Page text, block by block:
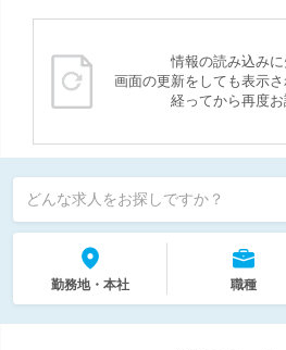
情報の読み込みに
画面の更新をしても表示
経ってから再度お
どんな求人をお探しですか？
勤務地・本社 職種